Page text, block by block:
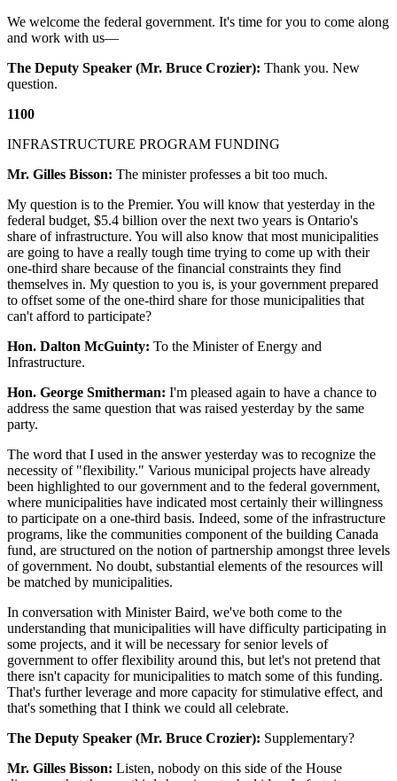
We welcome the federal government. It's time for you to come along
and work with us—
The Deputy Speaker (Mr. Bruce Crozier): Thank you. New
question.
1100
INFRASTRUCTURE PROGRAM FUNDING
Mr. Gilles Bisson: The minister professes a bit too much.
My question is to the Premier. You will know that yesterday in the
federal budget, $5.4 billion over the next two years is Ontario's
share of infrastructure. You will also know that most municipalities
are going to have a really tough time trying to come up with their
one-third share because of the financial constraints they find
themselves in. My question to you is, is your government prepared
to offset some of the one-third share for those municipalities that
can't afford to participate?
Hon. Dalton McGuinty: To the Minister of Energy and
Infrastructure.
Hon. George Smitherman: I'm pleased again to have a chance to
address the same question that was raised yesterday by the same
party.
The word that I used in the answer yesterday was to recognize the
necessity of "flexibility." Various municipal projects have already
been highlighted to our government and to the federal government,
where municipalities have indicated most certainly their willingness
to participate on a one-third basis. Indeed, some of the infrastructure
programs, like the communities component of the building Canada
fund, are structured on the notion of partnership amongst three levels
of government. No doubt, substantial elements of the resources will
be matched by municipalities.
In conversation with Minister Baird, we've both come to the
understanding that municipalities will have difficulty participating in
some projects, and it will be necessary for senior levels of
government to offer flexibility around this, but let's not pretend that
there isn't capacity for municipalities to match some of this funding.
That's further leverage and more capacity for stimulative effect, and
that's something that I think we could all celebrate.
The Deputy Speaker (Mr. Bruce Crozier): Supplementary?
Mr. Gilles Bisson: Listen, nobody on this side of the House